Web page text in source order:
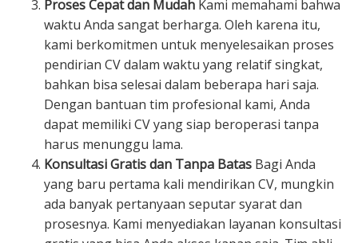
Proses Cepat dan Mudah Kami memahami bahwa
waktu Anda sangat berharga. Oleh karena itu,
kami berkomitmen untuk menyelesaikan proses
pendirian CV dalam waktu yang relatif singkat,
bahkan bisa selesai dalam beberapa hari saja.
Dengan bantuan tim profesional kami, Anda
dapat memiliki CV yang siap beroperasi tanpa
harus menunggu lama.
Konsultasi Gratis dan Tanpa Batas Bagi Anda
yang baru pertama kali mendirikan CV, mungkin
ada banyak pertanyaan seputar syarat dan
prosesnya. Kami menyediakan layanan konsultasi